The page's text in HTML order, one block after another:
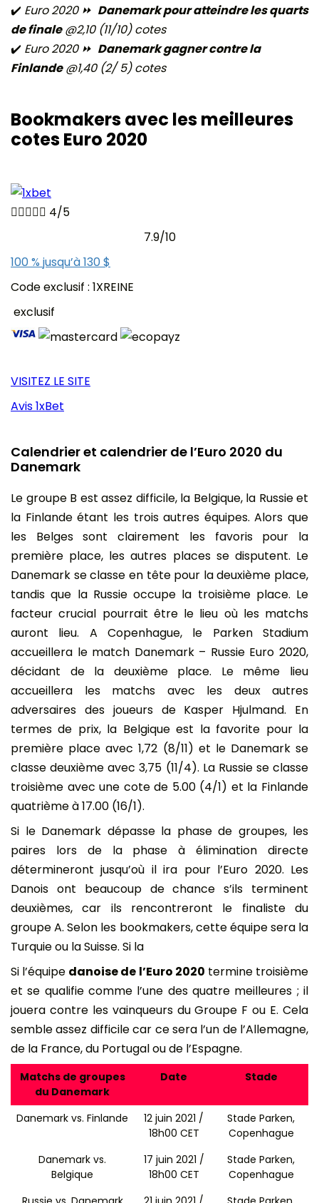
✔️ Euro 2020 ⏩ Danemark pour atteindre les quarts
de finale@2,10 (11/10) cotes
✔️ Euro 2020 ⏩ Danemark gagner contre la
Finlande@1,40 (2/ 5) cotes
Bookmakers avec les meilleures
cotes Euro 2020
 4/5
7.9/10
100 % jusqu’à 130 $
Code exclusif : 1XREINE
exclusif
VISITEZ LE SITE
Avis 1xBet
Calendrier et calendrier de l’Euro 2020 du
Danemark
Le groupe B est assez difficile, la Belgique, la Russie et
la Finlande étant les trois autres équipes. Alors que
les Belges sont clairement les favoris pour la
première place, les autres places se disputent. Le
Danemark se classe en tête pour la deuxième place,
tandis que la Russie occupe la troisième place. Le
facteur crucial pourrait être le lieu où les matchs
auront lieu. A Copenhague, le Parken Stadium
accueillera le match Danemark – Russie Euro 2020,
décidant de la deuxième place. Le même lieu
accueillera les matchs avec les deux autres
adversaires des joueurs de Kasper Hjulmand. En
termes de prix, la Belgique est la favorite pour la
première place avec 1,72 (8/11) et le Danemark se
classe deuxième avec 3,75 (11/4). La Russie se classe
troisième avec une cote de 5.00 (4/1) et la Finlande
quatrième à 17.00 (16/1).
Si le Danemark dépasse la phase de groupes, les
paires lors de la phase à élimination directe
détermineront jusqu’où il ira pour l’Euro 2020. Les
Danois ont beaucoup de chance s’ils terminent
deuxièmes, car ils rencontreront le finaliste du
groupe A. Selon les bookmakers, cette équipe sera la
Turquie ou la Suisse. Si la
Si l’équipe danoise de l’Euro 2020 termine troisième
et se qualifie comme l’une des quatre meilleures ; il
jouera contre les vainqueurs du Groupe F ou E. Cela
semble assez difficile car ce sera l’un de l’Allemagne,
de la France, du Portugal ou de l’Espagne.
Matchs de groupes
du Danemark
Date Stade
Danemark vs. Finlande
12 juin 2021 /
18h00 CET
Stade Parken,
Copenhague
Danemark vs.
Belgique
17 juin 2021 /
18h00 CET
Stade Parken,
Copenhague